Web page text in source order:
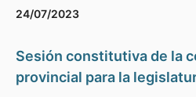
24/07/2023
Sesión constitutiva de la
provincial para la